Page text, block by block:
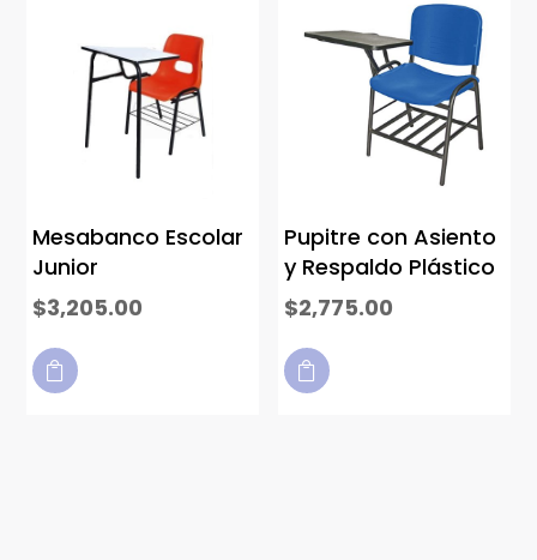
Mesabanco Escolar
Junior
$3,205.00

Pupitre con Asiento
y Respaldo Plástico
$2,775.00
